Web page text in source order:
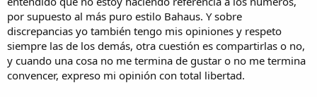
por supuesto al más puro estilo Bahaus. Y sobre
discrepancias yo también tengo mis opiniones y respeto
siempre las de los demás, otra cuestión es compartirlas o no,
y cuando una cosa no me termina de gustar o no me termina
convencer, expreso mi opinión con total libertad.